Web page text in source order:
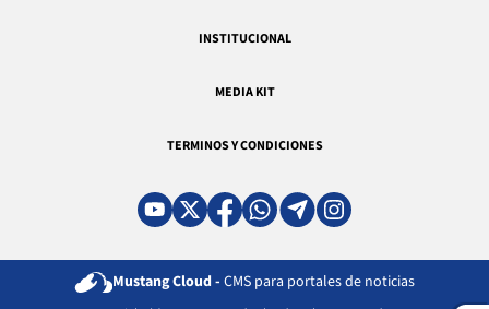
INSTITUCIONAL
MEDIA KIT
TERMINOS Y CONDICIONES
Mustang Cloud - CMS para portales de noticias